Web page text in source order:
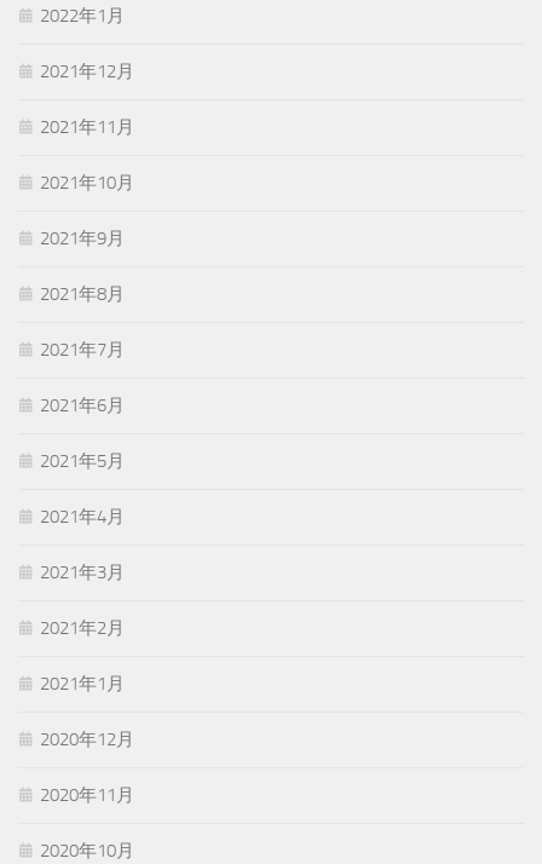
2022年1月
2021年12月
2021年11月
2021年10月
2021年9月
2021年8月
2021年7月
2021年6月
2021年5月
2021年4月
2021年3月
2021年2月
2021年1月
2020年12月
2020年11月
2020年10月